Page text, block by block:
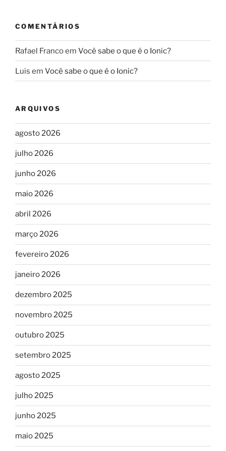
COMENTÁRIOS
Rafael Francoem Você sabe o que é o Ionic?
Luis em Você sabe o que é o Ionic?
ARQUIVOS
agosto 2026
julho 2026
junho 2026
maio 2026
abril 2026
março 2026
fevereiro 2026
janeiro 2026
dezembro 2025
novembro 2025
outubro 2025
setembro 2025
agosto 2025
julho 2025
junho 2025
maio 2025